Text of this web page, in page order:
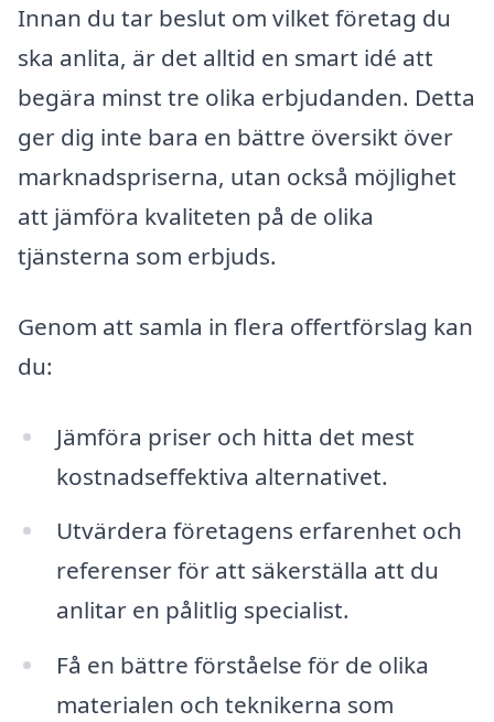
Innan du tar beslut om vilket företag du
ska anlita, är det alltid en smart idé att
begära minst tre olika erbjudanden. Detta
ger dig inte bara en bättre översikt över
marknadspriserna, utan också möjlighet
att jämföra kvaliteten på de olika
tjänsterna som erbjuds.
Genom att samla in flera offertförslag kan
du:
Jämföra priser och hitta det mest
kostnadseffektiva alternativet.
Utvärdera företagens erfarenhet och
referenser för att säkerställa att du
anlitar en pålitlig specialist.
Få en bättre förståelse för de olika
materialen och teknikerna som